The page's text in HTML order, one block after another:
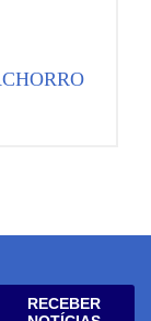
RECEBER